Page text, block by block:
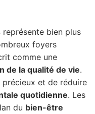
représente bien plus
foyers
comme une
de la qualité de vie.
précieux et de réduire
quotidienne. Les
du bien-être